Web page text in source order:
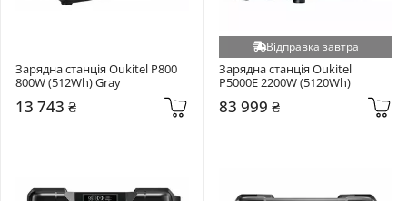
Зарядна станція Oukitel Р800
800W (512Wh) Gray
13 743 ₴
Відправка завтра
Зарядна станція Oukitel
P5000E 2200W (5120Wh)
83 999 ₴